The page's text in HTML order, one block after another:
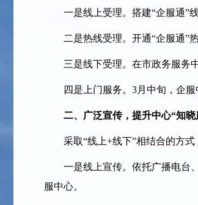
一是线上受理。 搭建“企服通”
二是热线受理。开通“企服通”热
三是线下受理。在市政务服务中
四是上门服务。3月中旬，企服中
二、广泛宣传，提升中心“知晓
采取“线上+线下”相结合的方式
一是线上宣传。依托广播电台、
服中心。